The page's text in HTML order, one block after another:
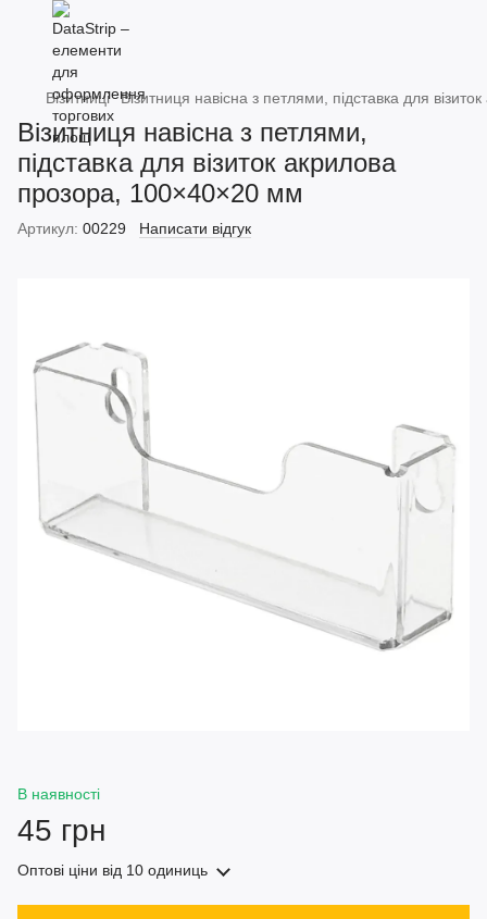
Візитниці Візитниця навісна з петлями, підставка для
Візитниця навісна з петлями,
підставка для візиток акрилова
прозора, 100×40×20 мм
Артикул: 00229 Написати відгук
В наявності
45 грн
Оптові ціни від 10 одиниць